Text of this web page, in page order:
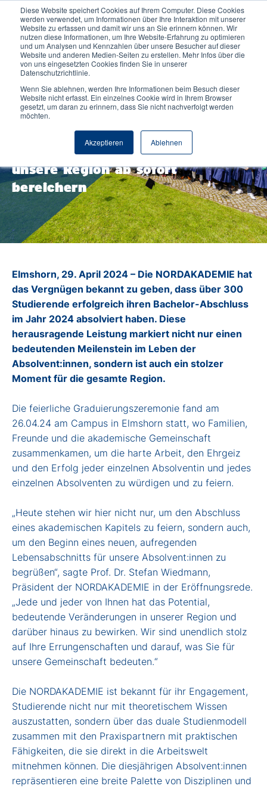
Diese Website speichert Cookies auf Ihrem Computer. Diese Cookies
werden verwendet, um Informationen über Ihre Interaktion mit unserer
Website zu erfassen und damit wir uns an Sie erinnern können. Wir
nutzen diese Informationen, um Ihre Website-Erfahrung zu optimieren
und um Analysen und Kennzahlen über unsere Besucher auf dieser
Website und anderen Medien-Seiten zu erstellen. Mehr Infos über die
von uns eingesetzten Cookies finden Sie in unserer
Datenschutzrichtlinie.
Wenn Sie ablehnen, werden Ihre Informationen beim Besuch dieser
Website nicht erfasst. Ein einzelnes Cookie wird in Ihrem Browser
gesetzt, um daran zu erinnern, dass Sie nicht nachverfolgt werden
möchten.
Akzeptieren Ablehnen
29.04.2024 Pressemitteilungen
NORDAKADEMIE feierte die
Bachelor-Graduierung 2024: Über
300 Absolvent:innen werden
unsere Region ab sofort
bereichern
Elmshorn, 29. April 2024 – Die NORDAKADEMIE hat
das Vergnügen bekannt zu geben, dass über 300
Studierende erfolgreich ihren Bachelor-Abschluss
im Jahr 2024 absolviert haben. Diese
herausragende Leistung markiert nicht nur einen
bedeutenden Meilenstein im Leben der
Absolvent:innen, sondern ist auch ein stolzer
Moment für die gesamte Region.
Die feierliche Graduierungszeremonie fand am
26.04.24 am Campus in Elmshorn statt, wo Familien,
Freunde und die akademische Gemeinschaft
zusammenkamen, um die harte Arbeit, den Ehrgeiz
und den Erfolg jeder einzelnen Absolventin und jedes
einzelnen Absolventen zu würdigen und zu feiern.
„Heute stehen wir hier nicht nur, um den Abschluss
eines akademischen Kapitels zu feiern, sondern auch,
um den Beginn eines neuen, aufregenden
Lebensabschnitts für unsere Absolvent:innen zu
begrüßen“, sagte Prof. Dr. Stefan Wiedmann,
Präsident der NORDAKADEMIE in der Eröffnungsrede.
„Jede und jeder von Ihnen hat das Potential,
bedeutende Veränderungen in unserer Region und
darüber hinaus zu bewirken. Wir sind unendlich stolz
auf Ihre Errungenschaften und darauf, was Sie für
unsere Gemeinschaft bedeuten.“
Die NORDAKADEMIE ist bekannt für ihr Engagement,
Studierende nicht nur mit theoretischem Wissen
auszustatten, sondern über das duale Studienmodell
zusammen mit den Praxispartnern mit praktischen
Fähigkeiten, die sie direkt in die Arbeitswelt
mitnehmen können. Die diesjährigen Absolvent:innen
repräsentieren eine breite Palette von Disziplinen und